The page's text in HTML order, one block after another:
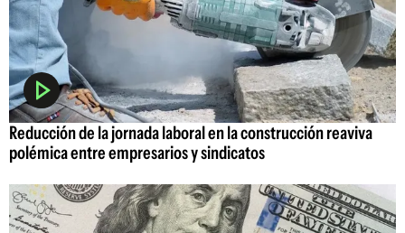
Reducción de la jornada laboral en la construcción reaviva
polémica entre empresarios y sindicatos